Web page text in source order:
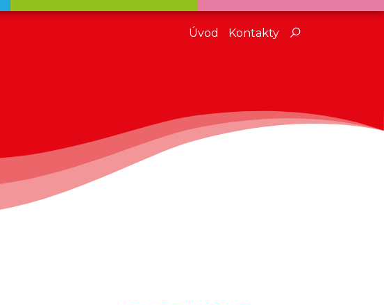
Úvod Kontakty